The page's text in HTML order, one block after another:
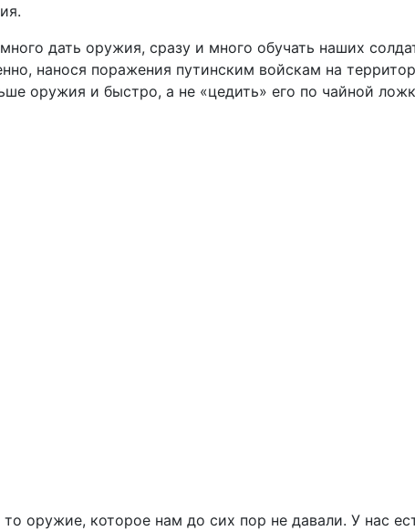
дать оружия, сразу и много обучать наших
нанося поражения путинским войскам на
оружия и быстро, а не «цедить» его по чайной
оружие, которое нам до сих пор не давали. У нас